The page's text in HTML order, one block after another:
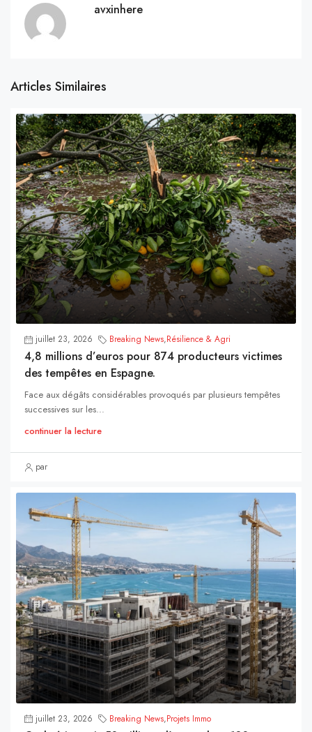
avxinhere
Articles Similaires
juillet 23, 2026 Breaking News,Résilience & Agri
4,8 millions d’euros pour 874 producteurs victimes
des tempêtes en Espagne.
Face aux dégâts considérables provoqués par plusieurs tempêtes
successives sur les...
continuer la lecture
par
juillet 23, 2026 Breaking News,Projets Immo